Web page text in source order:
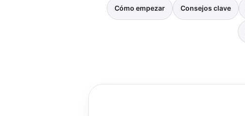
Cómo empezar Consejos clave